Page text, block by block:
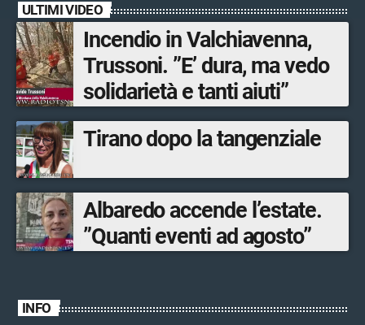
musica dal vivo
ULTIMI VIDEO
Incendio in Valchiavenna,
Trussoni. ”E’ dura, ma vedo
solidarietà e tanti aiuti”
Tirano dopo la tangenziale
Albaredo accende l’estate.
”Quanti eventi ad agosto”
INFO